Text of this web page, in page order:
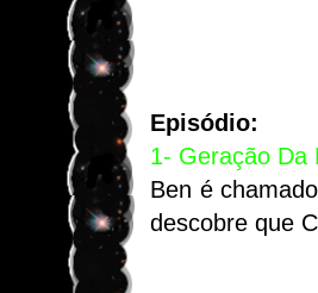
Episódio:
1- Geração Da
Ben é
descobre que